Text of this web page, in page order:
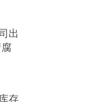
出
存